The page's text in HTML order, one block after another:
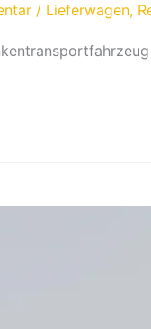
/ Lieferwagen,